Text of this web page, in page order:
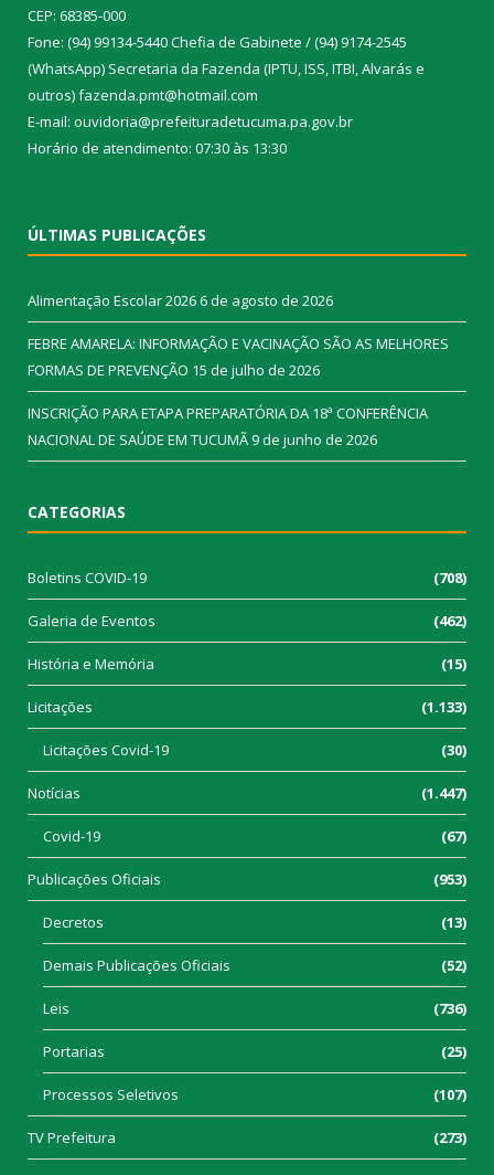
CEP: 68385-000
Fone: (94) 99134-5440 Chefia de Gabinete / (94) 9174-2545
(WhatsApp) Secretaria da Fazenda (IPTU, ISS, ITBI, Alvarás e
outros) fazenda.pmt@hotmail.com
E-mail: ouvidoria@prefeituradetucuma.pa.gov.br
Horário de atendimento: 07:30 às 13:30
ÚLTIMAS PUBLICAÇÕES
Alimentação Escolar 20266 de agosto de 2026
FEBRE AMARELA: INFORMAÇÃO E VACINAÇÃO SÃO AS MELHORES
FORMAS DE PREVENÇÃO 15 de julho de 2026
INSCRIÇÃO PARA ETAPA PREPARATÓRIA DA 18ª CONFERÊNCIA
NACIONAL DE SAÚDE EM TUCUMÃ9 de junho de 2026
CATEGORIAS
Boletins COVID-19 (708)
Galeria de Eventos (462)
História e Memória (15)
Licitações (1.133)
Licitações Covid-19 (30)
Notícias (1.447)
Covid-19 (67)
Publicações Oficiais (953)
Decretos (13)
Demais Publicações Oficiais (52)
Leis (736)
Portarias (25)
Processos Seletivos (107)
TV Prefeitura (273)